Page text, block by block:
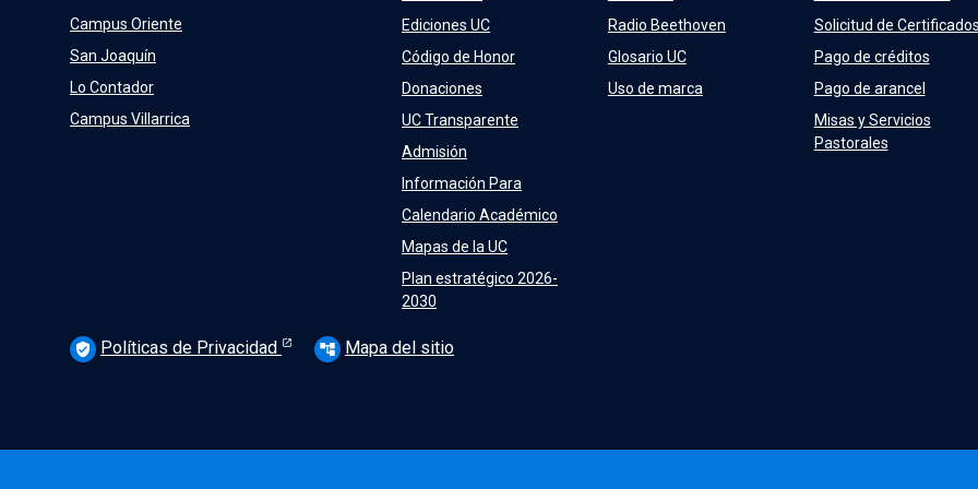
Campus Oriente
San Joaquín
Lo Contador
Campus Villarrica
Ediciones UC
Código de Honor
Donaciones
UC Transparente
Admisión
Información Para
Calendario Académico
Mapas de la UC
Plan estratégico 2026-
2030
Radio Beethoven
Glosario UC
Uso de marca
Solicitud de
Pago de créditos
Pago de arancel
Misas y Servicios
Pastorales
verified_user Políticas de Privacidad account_tree Mapa del sitio